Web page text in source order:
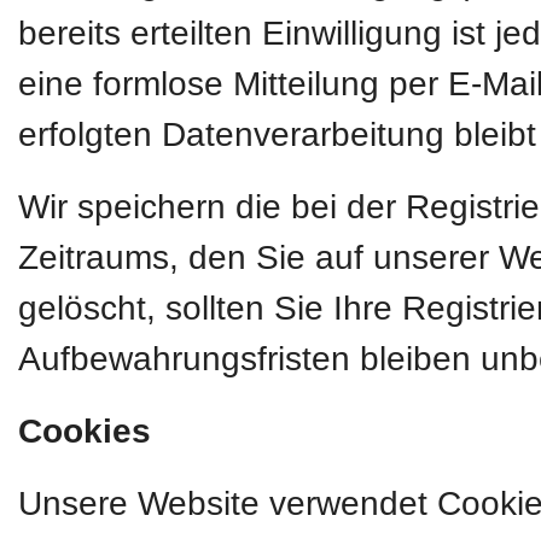
bereits erteilten Einwilligung ist
eine formlose Mitteilung per E-
erfolgten Datenverarbeitung
Wir speichern die bei der
Zeitraums, den Sie auf unserer
gelöscht, sollten Sie Ihre
Aufbewahrungsfristen bleiben
Cookies
Unsere Website verwendet